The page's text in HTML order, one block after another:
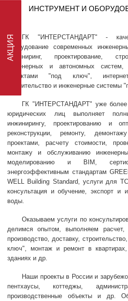
ИНСТРУМЕНТ И
ГК "ИНТЕРСТАНДАРТ" -
оборудование современных
инжиниринг, проектирование,
инженерных и автономных систем,
проектами "под ключ",
Строительство и инженерные системы
ГК "ИНТЕРСТАНДАРТ" уже более
юридических лиц выполняет
инжинирингу, проектированию и
реконструкции, ремонту,
проектами, расчету стоимости,
монтажу и обслуживанию
моделированию и BIM,
энергоэффективным стандартам
WELL Building Standard, услуги для
консультация и обучение, экспорт и
воды.
Оказываем услуги по
делимся опытом, выполняем расчет,
производство, доставку,
ключ", монтаж и ремонт в квартирах,
зданиях и др.
Наши проекты в России и
пентхаусы, коттеджы,
производственные объекты и др.